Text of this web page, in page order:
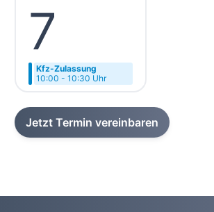
7
Kfz-Zulassung
10:00 - 10:30 Uhr
Jetzt Termin vereinbaren